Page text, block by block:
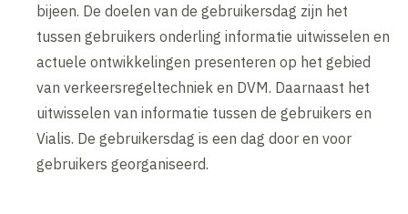
bijeen. De doelen van de gebruikersdag zijn het
tussen gebruikers onderling informatie uitwisselen en
actuele ontwikkelingen presenteren op het gebied
van verkeersregeltechniek en DVM. Daarnaast het
uitwisselen van informatie tussen de gebruikers en
Vialis. De gebruikersdag is een dag door en voor
gebruikers georganiseerd.